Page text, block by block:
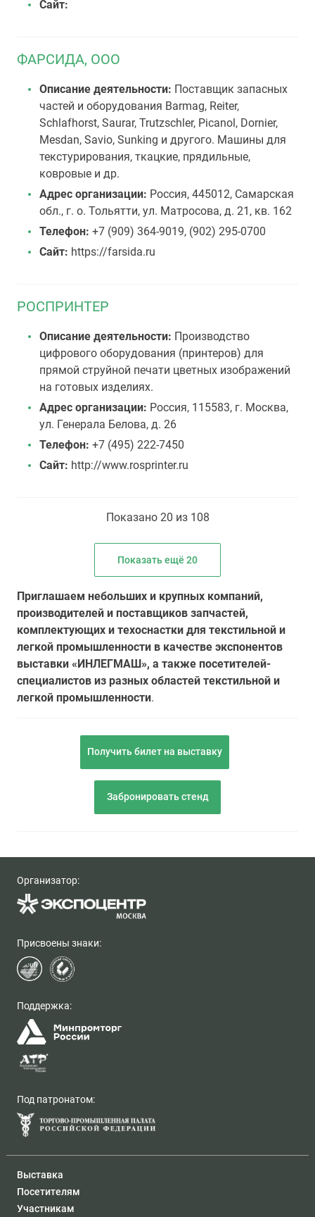
Сайт:
ФАРСИДА, ООО
Описание деятельности: Поставщик запасных
частей и оборудования Barmag, Reiter,
Schlafhorst, Saurar, Trutzschler, Picanol, Dornier,
Mesdan, Savio, Sunking и другого. Машины для
текстурирования, ткацкие, прядильные,
ковровые и др.
Адрес организации: Россия, 445012, Самарская
обл., г. о. Тольятти, ул. Матросова, д. 21, кв. 162
Телефон: +7 (909) 364-9019, (902) 295-0700
Сайт: https://farsida.ru
РОСПРИНТЕР
Описание деятельности: Производство
цифрового оборудования (принтеров) для
прямой струйной печати цветных изображений
на готовых изделиях.
Адрес организации: Россия, 115583, г. Москва,
ул. Генерала Белова, д. 26
Телефон: +7 (495) 222-7450
Сайт: http://www.rosprinter.ru
Показано 20 из 108
Показать ещё 20
Приглашаем небольших и крупных компаний,
производителей и поставщиков запчастей,
комплектующих и техоснастки для текстильной и
легкой промышленности в качестве экспонентов
выставки «ИНЛЕГМАШ», а также посетителей-
специалистов из разных областей текстильной и
легкой промышленности.
Получить билет на выставку
Забронировать стенд
Организатор:
Присвоены знаки:
Поддержка:
Под патронатом:
Выставка
Посетителям
Участникам